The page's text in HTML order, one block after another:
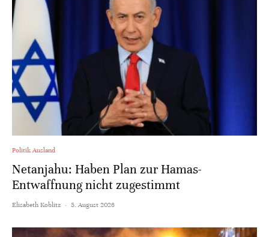
Politik Ausland
Netanjahu: Haben Plan zur Hamas-
Entwaffnung nicht zugestimmt
Elisabeth Koblitz · 5. August 2026